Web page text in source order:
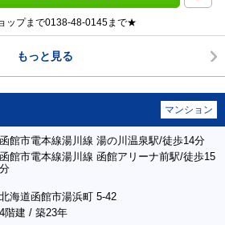
ップまで0138‐48‐0145まで★
もっと見る
マンション
函館市電本線湯川線 湯の川温泉駅/徒歩14分
函館市電本線湯川線 函館アリーナ前駅/徒歩15
分
北海道函館市湯浜町 5-42
4階建 / 築23年